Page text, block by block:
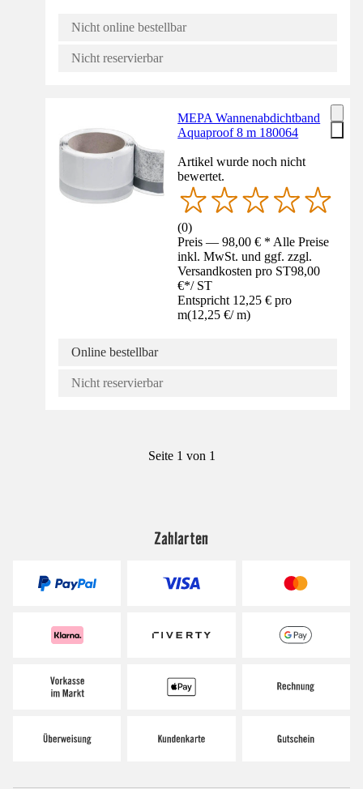
Nicht online bestellbar
Nicht reservierbar
MEPA Wannenabdichtband
Aquaproof 8 m 180064
Artikel wurde noch nicht
bewertet.
(0)
Preis — 98,00 € * Alle Preise
inkl. MwSt. und ggf. zzgl.
Versandkosten pro ST98,00
€*/ ST
Entspricht 12,25 € pro
m(12,25 €/ m)
Online bestellbar
Nicht reservierbar
Seite 1 von 1
Zahlarten